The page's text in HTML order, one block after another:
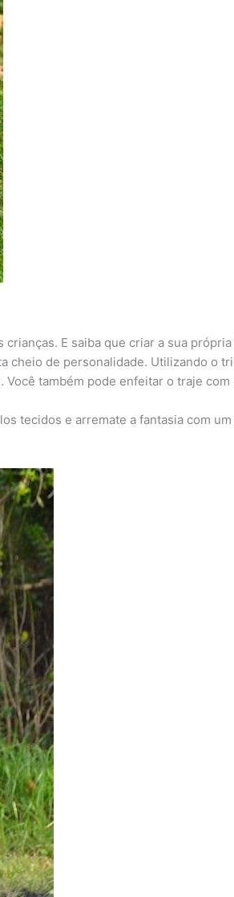
E saiba que criar a sua
de personalidade. Utilizando o
também pode enfeitar o traje
tecidos e arremate a fantasia com